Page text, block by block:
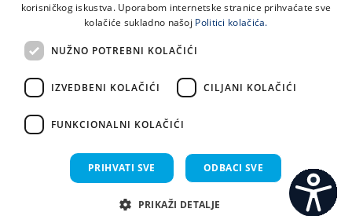
LINKOVI
Uvjeti korištenja
korisničkog iskustva. Uporabom internetske stranice prihvaćate sve
kolačiće sukladno našoj Politici kolačića.
NUŽNO POTREBNI KOLAČIĆI
IZVEDBENI KOLAČIĆI CILJANI KOLAČIĆI
FUNKCIONALNI KOLAČIĆI
PRIHVATI SVE ODBACI SVE
PRIKAŽI DETALJE